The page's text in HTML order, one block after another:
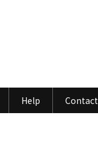
Help Contact